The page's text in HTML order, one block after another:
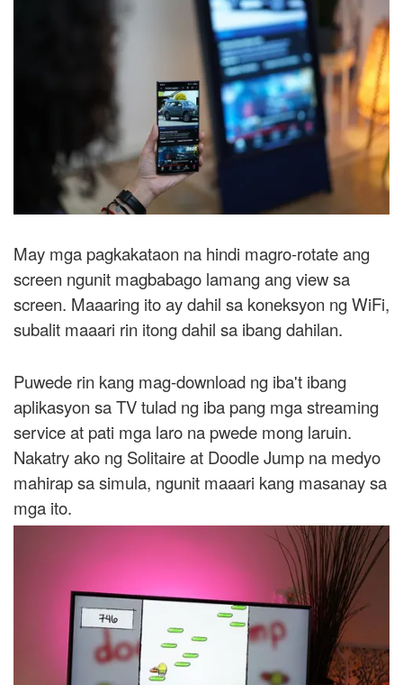
May mga pagkakataon na hindi magro-rotate ang
screen ngunit magbabago lamang ang view sa
screen. Maaaring ito ay dahil sa koneksyon ng WiFi,
subalit maaari rin itong dahil sa ibang dahilan.
Puwede rin kang mag-download ng iba't ibang
aplikasyon sa TV tulad ng iba pang mga streaming
service at pati mga laro na pwede mong laruin.
Nakatry ako ng Solitaire at Doodle Jump na medyo
mahirap sa simula, ngunit maaari kang masanay sa
mga ito.